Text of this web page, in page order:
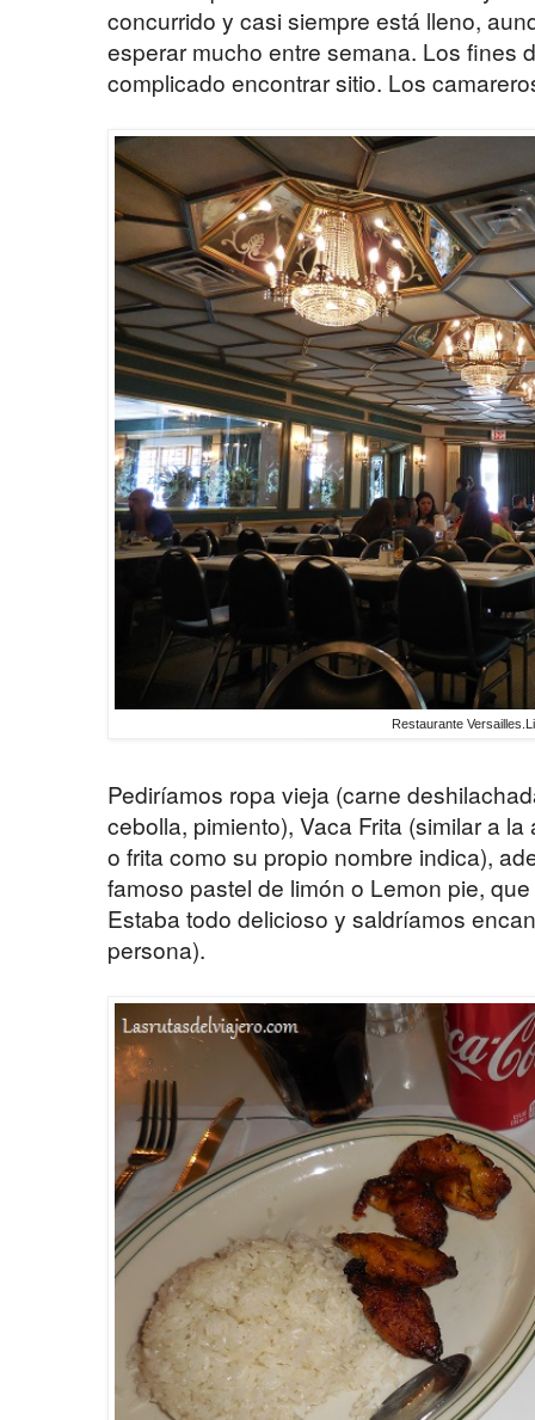
concurrido y casi siempre está lleno,
esperar mucho entre semana. Los fines
complicado encontrar sitio. Los
Restaurante
Pediríamos ropa vieja (carne
cebolla, pimiento), Vaca Frita (similar a
o frita como su propio nombre indica),
famoso pastel de limón o Lemon pie,
Estaba todo delicioso y saldríamos
persona).